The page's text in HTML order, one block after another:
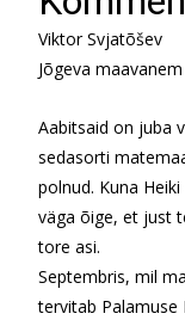
Viktor Svjatõšev
Jõgeva maavanem
Aabitsaid on juba
sedasorti
polnud. Kuna
väga õige, et just
tore asi.
Septembris, mil
tervitab Palamuse